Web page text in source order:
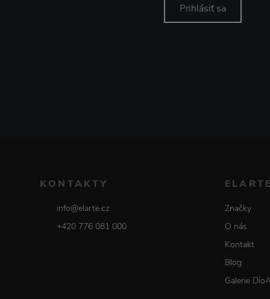
Prihlásiť sa
KONTAKTY
info@elarte.cz
+420 776 081 000
Značky
O nás
Kontakt
Blog
Galerie